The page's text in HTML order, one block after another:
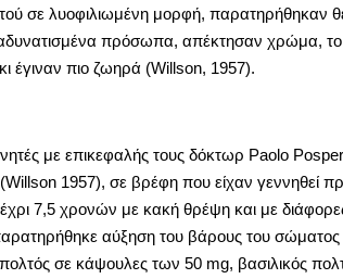
σε λυοφιλιωμένη μορφή, παρατηρήθηκαν
πρόσωπα, απέκτησαν χρώμα,
έγιναν πιο ζωηρά (Willson, 1957).
με επικεφαλής τους δόκτωρ Paolo
1957), σε βρέφη που είχαν γεννηθεί
7,5 χρονών με κακή θρέψη και με
αύξηση του βάρους του σώματος
σε κάψουλες των 50 mg, βασιλικός